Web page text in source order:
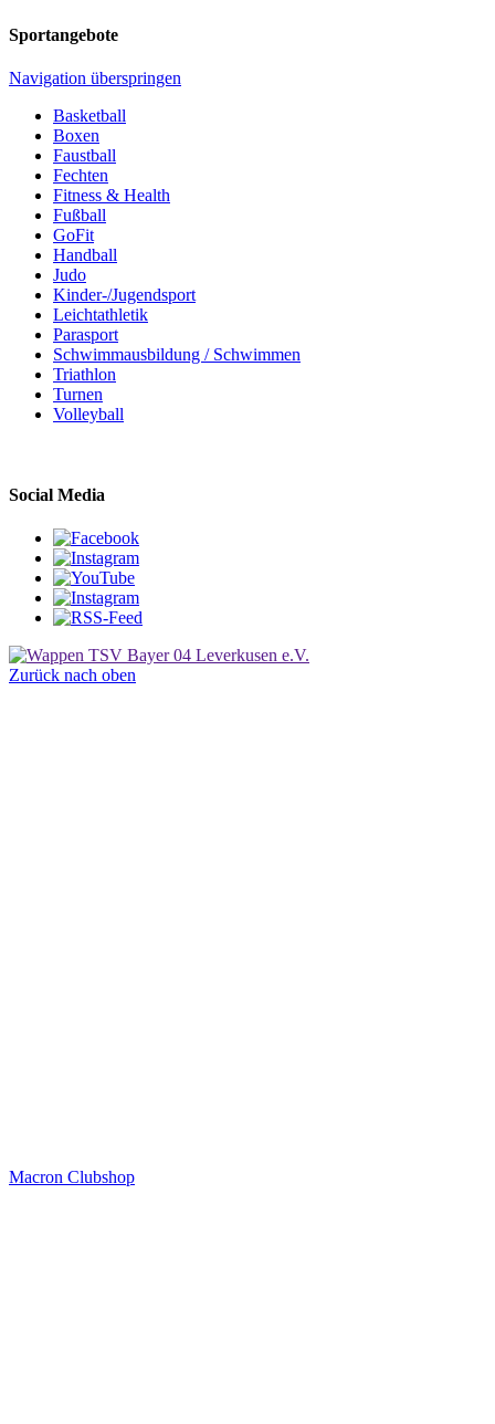
Sportangebote
Navigation überspringen
Basketball
Boxen
Faustball
Fechten
Fitness & Health
Fußball
GoFit
Handball
Judo
Kinder-/Jugendsport
Leichtathletik
Parasport
Schwimmausbildung / Schwimmen
Triathlon
Turnen
Volleyball
Social Media
Zurück nach oben
Macron Clubshop